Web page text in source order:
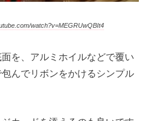
watch?v=MEGRUwQBIt4
を、アルミホイルなどで覆い
んでリボンをかけるシンプル